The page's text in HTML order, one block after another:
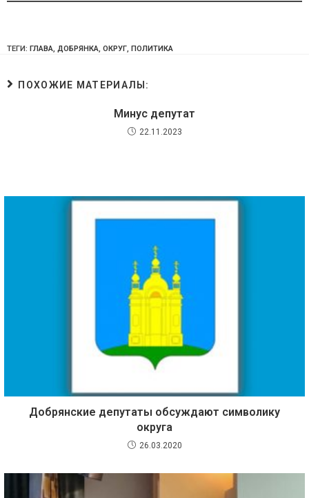
ТЕГИ: ГЛАВА, ДОБРЯНКА, ОКРУГ, ПОЛИТИКА
ПОХОЖИЕ МАТЕРИАЛЫ:
Минус депутат
22.11.2023
Добрянские депутаты обсуждают символику
округа
26.03.2020